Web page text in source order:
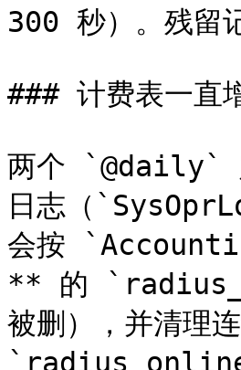
300 秒）。残留
### 计费表一直
两个 `@daily`
日志（
会按
** 的
被删），并清理